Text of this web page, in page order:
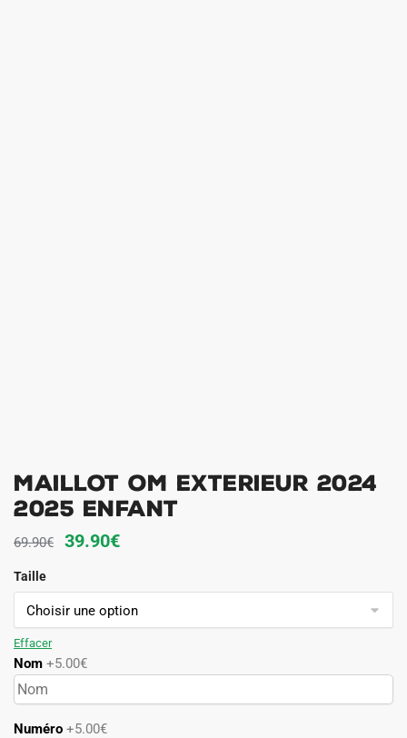
Maillot OM Exterieur 2024
2025 Enfant
69.90€
Le
initial
était :
39.90€Le
actuel
est :
Taille
Effacer
Nom +5.00€
Numéro +5.00€